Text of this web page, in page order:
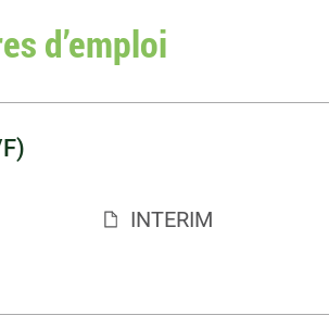
d’emploi
INTERIM